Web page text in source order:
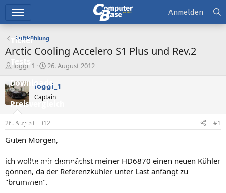
Ticker
Tests
Downloads
Preisvergleich
Forum
Aktuelles
Empfohlene Inhalte
Neue Beiträge
Anmelden
Luftkühlung
Arctic Cooling Accelero S1 Plus und Rev.2
E
s
t
e
e
r
loggi_1
E
s
t
e
l
t
a
26. August 2012
loggi_1
Captain
26. August 2012 #1
Guten Morgen,
ich wollte mir demnächst meiner HD6870 einen neuen Kühler
gönnen, da der Referenzkühler unter Last anfängt zu
"brummen".